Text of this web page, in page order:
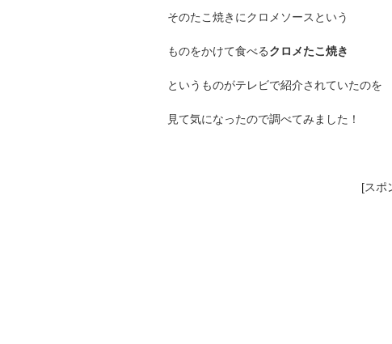
そのたこ焼きにクロメソースという
ものをかけて食べるクロメたこ焼き
というものがテレビで紹介されていたのを
見て気になったので調べてみました！
[スポ